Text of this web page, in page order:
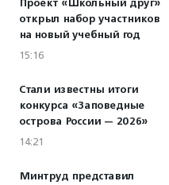
Проект «Школьный друг»
открыл набор участников
на новый учебный год
15:16
Стали известны итоги
конкурса «Заповедные
острова России — 2026»
14:21
Минтруд представил